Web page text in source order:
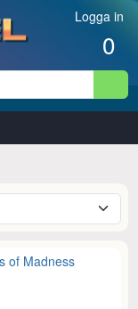
Logga in
0